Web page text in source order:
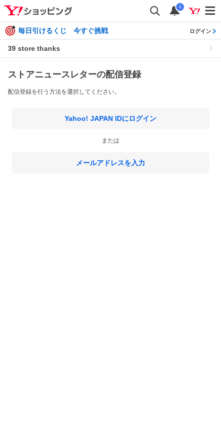
i
毎日引けるくじ 今すぐ挑戦 ログイン
39 store thanks
ストアニュースレターの配信登録
配信登録を行う方法を選択してください。
Yahoo! JAPAN IDにログイン
または
メールアドレスを入力